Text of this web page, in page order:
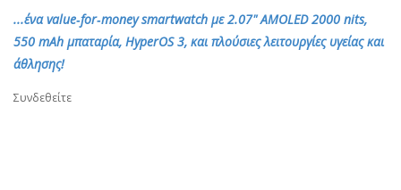
...ένα value‑for‑money smartwatch με 2.07" AMOLED 2000 nits,
550 mAh μπαταρία, HyperOS 3, και πλούσιες λειτουργίες υγείας και
άθλησης!
Συνδεθείτε